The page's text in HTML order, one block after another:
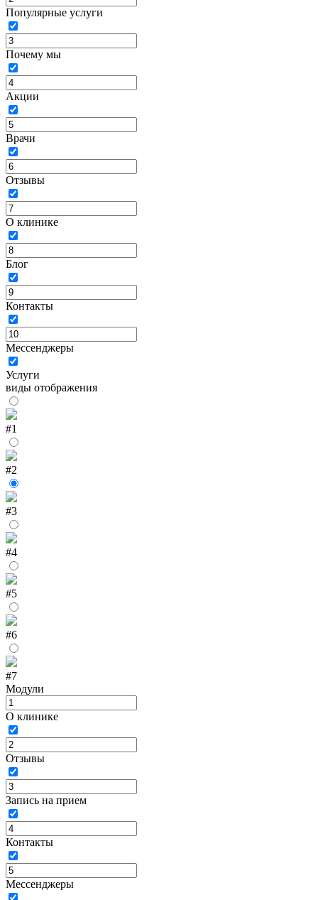
Популярные услуги
Почему мы
Акции
Врачи
Отзывы
О клинике
Блог
Контакты
Мессенджеры
Услуги
виды отображения
#1
#2
#3
#4
#5
#6
#7
Модули
О клинике
Отзывы
Запись на прием
Контакты
Мессенджеры